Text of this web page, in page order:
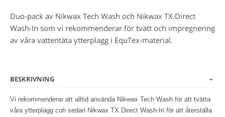
Duo-pack av Nikwax Tech Wash och Nikwax TX.Direct
Wash-In som vi rekommenderar för tvätt och impregnering
av våra vattentäta ytterplagg i EquTex-material.
BESKRIVNING
Vi rekommenderar att alltid använda Nikwax Tech Wash för att tvätta
våra ytterplagg coh sedan Nikwax TX.Direct Wash-In för att återställa